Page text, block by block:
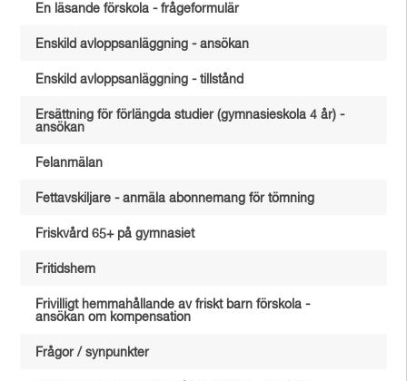
En läsande förskola - frågeformulär
Enskild avloppsanläggning - ansökan
Enskild avloppsanläggning - tillstånd
Ersättning för förlängda studier (gymnasieskola 4 år) -
ansökan
Felanmälan
Fettavskiljare - anmäla abonnemang för tömning
Friskvård 65+ på gymnasiet
Fritidshem
Frivilligt hemmahållande av friskt barn förskola -
ansökan om kompensation
Frågor / synpunkter